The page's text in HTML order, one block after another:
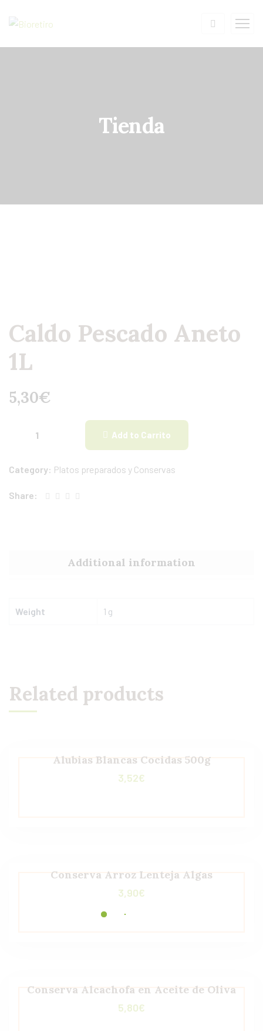
Tienda
Caldo Pescado Aneto
1L
5,30€
Add to Carrito
Category: Platos preparados y Conservas
Share:
Additional information
Weight 1 g
Related products
Alubias Blancas Cocidas 500g
3,52€
Conserva Arroz Lenteja Algas
3,90€
Conserva Alcachofa en Aceite de Oliva
5,80€